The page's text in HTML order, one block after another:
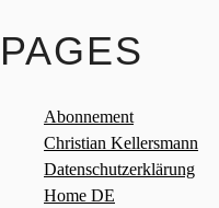
PAGES
Abonnement
Christian Kellersmann
Datenschutzerklärung
Home DE